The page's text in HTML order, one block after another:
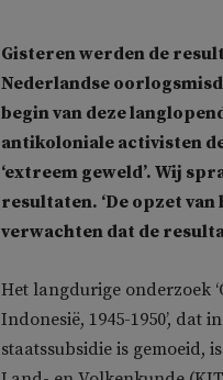
Gisteren werden de
Nederlandse
begin van deze
antikoloniale activisten
‘extreem geweld’. Wij
resultaten. ‘De opzet
verwachten dat de
Het langdurige onderzoek
Indonesië, 1945-1950’, dat
staatssubsidie is gemoeid,